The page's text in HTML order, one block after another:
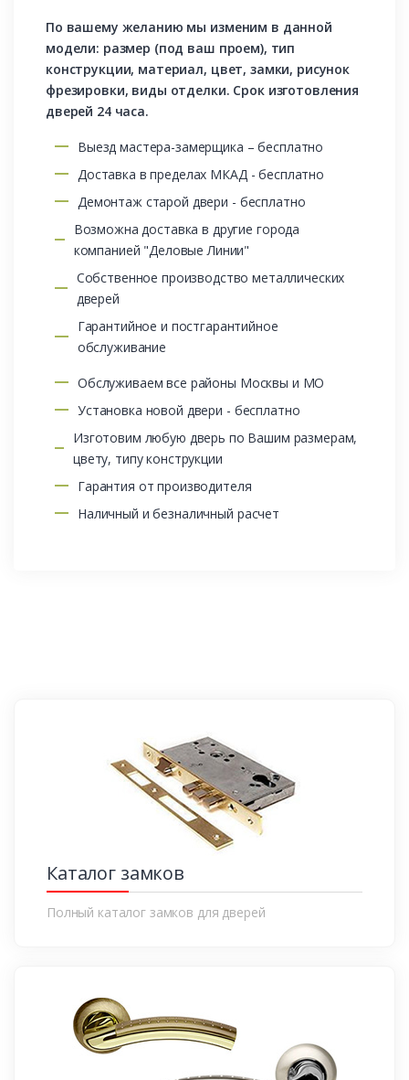
По вашему желанию мы изменим в данной
модели: размер (под ваш проем), тип
конструкции, материал, цвет, замки, рисунок
фрезировки, виды отделки. Срок изготовления
дверей 24 часа.
Выезд мастера-замерщика – бесплатно
Доставка в пределах МКАД - бесплатно
Демонтаж старой двери - бесплатно
Возможна доставка в другие города
компанией "Деловые Линии"
Собственное производство металлических
дверей
Гарантийное и постгарантийное
обслуживание
Обслуживаем все районы Москвы и МО
Установка новой двери - бесплатно
Изготовим любую дверь по Вашим размерам,
цвету, типу конструкции
Гарантия от производителя
Наличный и безналичный расчет
Каталог замков
Полный каталог замков для дверей